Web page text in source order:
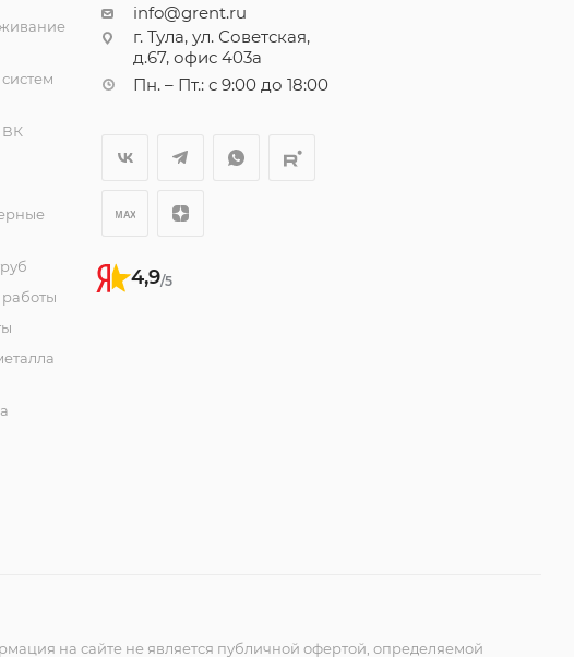
ВК
работы
info@grent.ru
г. Тула, ул. Советская,
д.67, офис 403а
Пн. – Пт.: с 9:00 до 18:00
4,9/5
на сайте не является публичной офертой, определяемой